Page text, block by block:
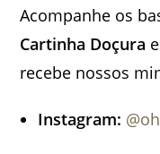
Acompanhe os
Cartinha Doçura
recebe nossos
Instagram: